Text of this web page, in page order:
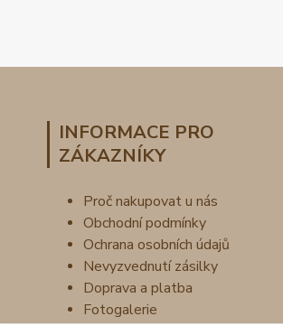
INFORMACE PRO
ZÁKAZNÍKY
Proč nakupovat u nás
Obchodní podmínky
Ochrana osobních údajů
Nevyzvednutí zásilky
Doprava a platba
Fotogalerie